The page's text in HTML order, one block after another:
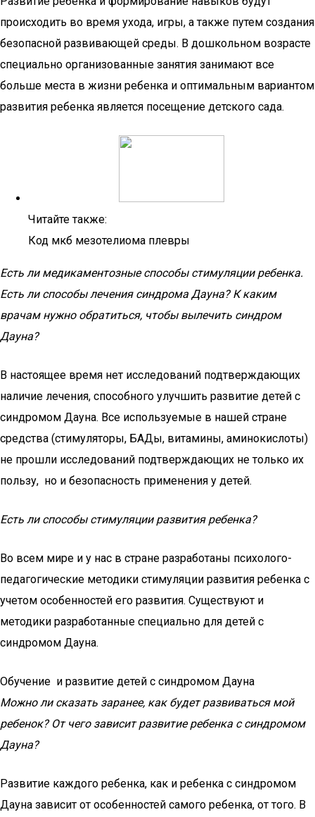
происходить во время ухода, игры, а также путем создания
безопасной развивающей среды. В дошкольном возрасте
специально организованные занятия занимают все
больше места в жизни ребенка и оптимальным вариантом
развития ребенка является посещение детского сада.
Читайте также:
Код мкб мезотелиома плевры
Есть ли медикаментозные способы стимуляции ребенка.
Есть ли способы лечения синдрома Дауна? К каким
врачам нужно обратиться, чтобы вылечить синдром
Дауна?
В настоящее время нет исследований подтверждающих
наличие лечения, способного улучшить развитие детей с
синдромом Дауна. Все используемые в нашей стране
средства (стимуляторы, БАДы, витамины, аминокислоты)
не прошли исследований подтверждающих не только их
пользу, но и безопасность применения у детей.
Есть ли способы стимуляции развития ребенка?
Во всем мире и у нас в стране разработаны психолого-
педагогические методики стимуляции развития ребенка с
учетом особенностей его развития. Существуют и
методики разработанные специально для детей с
синдромом Дауна.
Обучение и развитие детей с синдромом Дауна
Можно ли сказать заранее, как будет развиваться мой
ребенок? От чего зависит развитие ребенка с синдромом
Дауна?
Развитие каждого ребенка, как и ребенка с синдромом
Дауна зависит от особенностей самого ребенка, от того. В